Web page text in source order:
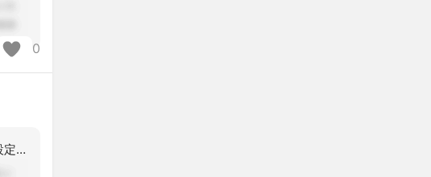
0
一年の期間を果たして短期と言えるのかが疑問です3か月や半年の設定にもそれぞれ確固